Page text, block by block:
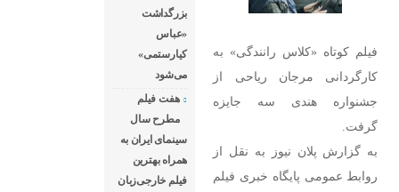
روابط عمومی پایگاه
فیلم کوتاه «کلاس
رانندگی» به
کارگردانی مرضیه
جهانی فیلم «سینما-
سفر» هند سه جایزه
فیلم کوتاه «کلاس رانندگی» به
کارگردانی مرجان ریاحی از
جشنواره هندی سه جایزه
گرفت.
به گزارش پلان نیوز به نقل از
روابط عمومی پایگاه خبری فیلم
بزرگداشت
«عباس
کیارستمی»
می‌شود
هفت فیلم
مطرح سال
سینمای ایران به
همراه بهترین
فیلم خارجی‌زبان